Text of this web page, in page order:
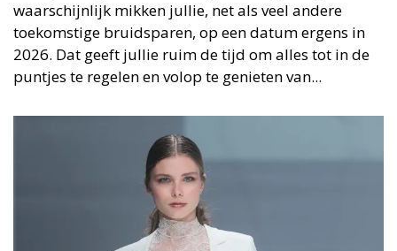
waarschijnlijk mikken jullie, net als veel andere
toekomstige bruidsparen, op een datum ergens in
2026. Dat geeft jullie ruim de tijd om alles tot in de
puntjes te regelen en volop te genieten van...